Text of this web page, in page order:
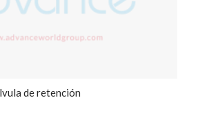
de retención